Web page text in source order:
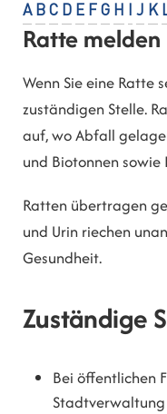
A B C D E F G H J K
Ratte melden
Wenn Sie eine Ratte
zuständigen Stelle.
auf, wo Abfall
und Biotonnen
Ratten übertragen
und Urin riechen
Gesundheit.
Zuständige
Bei öffentlichen
Stadtverwaltung